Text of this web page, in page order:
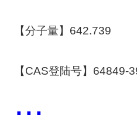
【分子量】642.739
【CAS登陆号】64849-
...